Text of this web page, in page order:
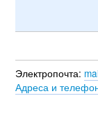
Электропочта:
Адреса и